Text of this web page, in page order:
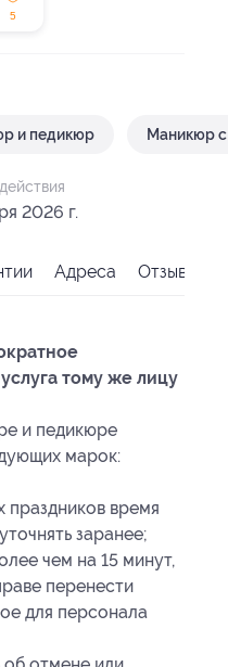
5
и педикюр Маникюр
2026 г.
Адреса Отзывы
тому же лицу
и педикюре
марок:
праздников время
заранее;
чем на 15 минут,
перенести
для персонала